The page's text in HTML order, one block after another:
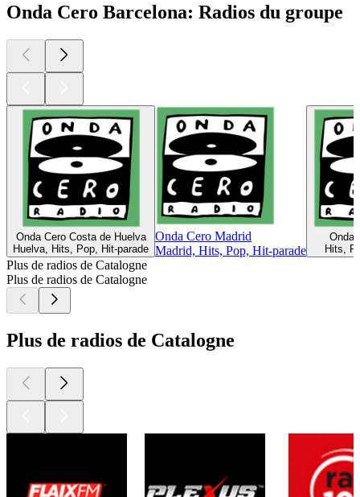
Onda Cero Barcelona: Radios du groupe
Onda Cero Costa de Huelva
Huelva, Hits, Pop, Hit-parade
Onda Cero Madrid
Madrid, Hits, Pop, Hit-parade
Onda
Hits,
Plus de radios de Catalogne
Plus de radios de Catalogne
Plus de radios de Catalogne